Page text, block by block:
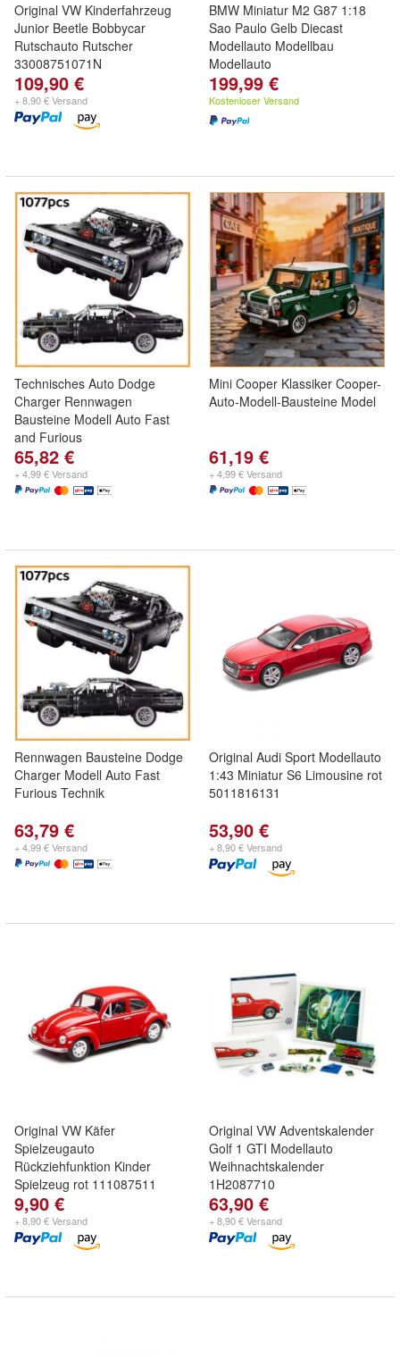
Original VW Kinderfahrzeug
Junior Beetle Bobbycar
Rutschauto Rutscher
33008751071N
109,90 €
+ 8,90 € Versand
BMW Miniatur M2 G87 1:18
Sao Paulo Gelb Diecast
Modellauto Modellbau
Modellauto
199,99 €
Kostenloser Versand
Technisches Auto Dodge
Charger Rennwagen
Bausteine Modell Auto Fast
and Furious
65,82 €
+ 4,99 € Versand
Mini Cooper Klassiker Cooper-
Auto-Modell-Bausteine Model
61,19 €
+ 4,99 € Versand
Rennwagen Bausteine Dodge
Charger Modell Auto Fast
Furious Technik
63,79 €
+ 4,99 € Versand
Original Audi Sport Modellauto
1:43 Miniatur S6 Limousine rot
5011816131
53,90 €
+ 8,90 € Versand
Original VW Käfer
Spielzeugauto
Rückziehfunktion Kinder
Spielzeug rot 111087511
9,90 €
+ 8,90 € Versand
Original VW Adventskalender
Golf 1 GTI Modellauto
Weihnachtskalender
1H2087710
63,90 €
+ 8,90 € Versand